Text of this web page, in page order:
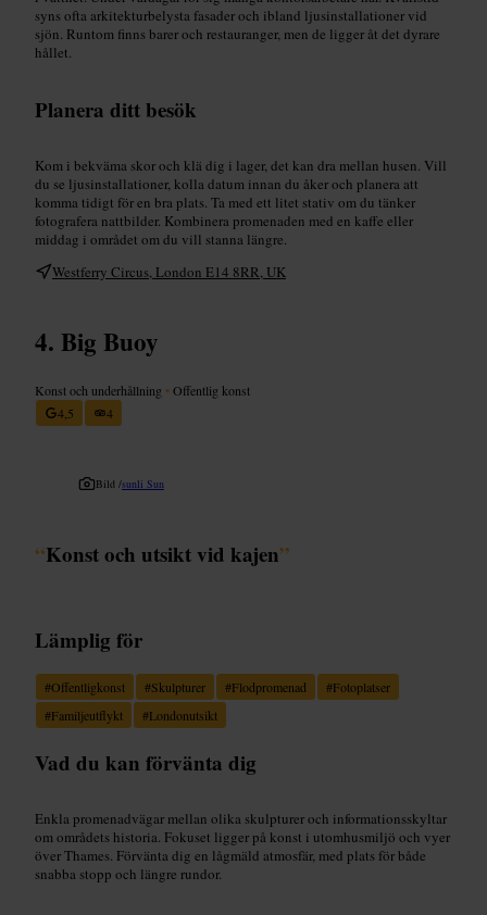
syns ofta arkitekturbelysta fasader och ibland ljusinstallationer vid
sjön. Runtom finns barer och restauranger, men de ligger åt det dyrare
hållet.
Planera ditt besök
Kom i bekväma skor och klä dig i lager, det kan dra mellan husen. Vill
du se ljusinstallationer, kolla datum innan du åker och planera att
komma tidigt för en bra plats. Ta med ett litet stativ om du tänker
fotografera nattbilder. Kombinera promenaden med en kaffe eller
middag i området om du vill stanna längre.
Westferry Circus, London E14 8RR, UK
Big Buoy
Konst och underhållning •Offentlig konst
4,5
4
Bild /sunli Sun
“Konst och utsikt vid kajen”
Lämplig för
#Offentligkonst #Skulpturer #Flodpromenad #Fotoplatser
#Familjeutflykt #Londonutsikt
Vad du kan förvänta dig
Enkla promenadvägar mellan olika skulpturer och informationsskyltar
om områdets historia. Fokuset ligger på konst i utomhusmiljö och vyer
över Thames. Förvänta dig en lågmäld atmosfär, med plats för både
snabba stopp och längre rundor.